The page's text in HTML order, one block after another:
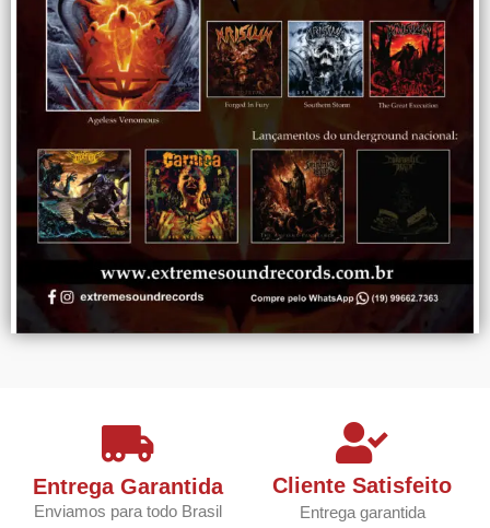
Entrega Garantida
Enviamos para todo Brasil
Cliente Satisfeito
Entrega garantida